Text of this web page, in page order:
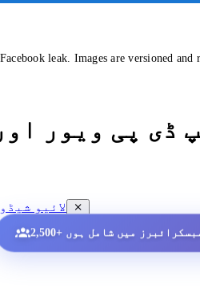
leak. Images are versioned and
ڈی پی ویور
لائیو